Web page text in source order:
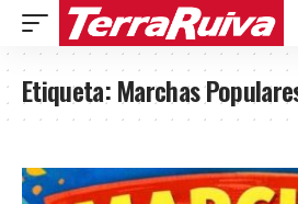
Etiqueta:Marchas